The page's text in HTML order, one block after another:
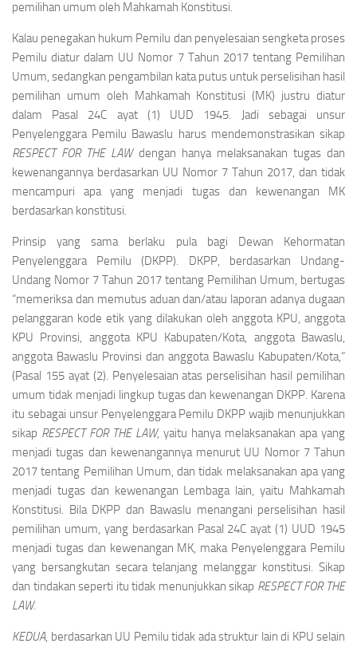
pemilihan umum oleh Mahkamah Konstitusi.
Kalau penegakan hukum Pemilu dan penyelesaian sengketa proses
Pemilu diatur dalam UU Nomor 7 Tahun 2017 tentang Pemilihan
Umum, sedangkan pengambilan kata putus untuk perselisihan hasil
pemilihan umum oleh Mahkamah Konstitusi (MK) justru diatur
dalam Pasal 24C ayat (1) UUD 1945. Jadi sebagai unsur
Penyelenggara Pemilu Bawaslu harus mendemonstrasikan sikap
RESPECT FOR THE LAWdengan hanya melaksanakan tugas dan
kewenangannya berdasarkan UU Nomor 7 Tahun 2017, dan tidak
mencampuri apa yang menjadi tugas dan kewenangan MK
berdasarkan konstitusi.
Prinsip yang sama berlaku pula bagi Dewan Kehormatan
Penyelenggara Pemilu (DKPP). DKPP, berdasarkan Undang-
Undang Nomor 7 Tahun 2017 tentang Pemilihan Umum, bertugas
“memeriksa dan memutus aduan dan/atau laporan adanya dugaan
pelanggaran kode etik yang dilakukan oleh anggota KPU, anggota
KPU Provinsi, anggota KPU Kabupaten/Kota, anggota Bawaslu,
anggota Bawaslu Provinsi dan anggota Bawaslu Kabupaten/Kota,”
(Pasal 155 ayat (2). Penyelesaian atas perselisihan hasil pemilihan
umum tidak menjadi lingkup tugas dan kewenangan DKPP. Karena
itu sebagai unsur Penyelenggara Pemilu DKPP wajib menunjukkan
sikap RESPECT FOR THE LAW, yaitu hanya melaksanakan apa yang
menjadi tugas dan kewenangannya menurut UU Nomor 7 Tahun
2017 tentang Pemilihan Umum, dan tidak melaksanakan apa yang
menjadi tugas dan kewenangan Lembaga lain, yaitu Mahkamah
Konstitusi. Bila DKPP dan Bawaslu menangani perselisihan hasil
pemilihan umum, yang berdasarkan Pasal 24C ayat (1) UUD 1945
menjadi tugas dan kewenangan MK, maka Penyelenggara Pemilu
yang bersangkutan secara telanjang melanggar konstitusi. Sikap
dan tindakan seperti itu tidak menunjukkan sikap RESPECT FOR THE
LAW.
KEDUA, berdasarkan UU Pemilu tidak ada struktur lain di KPU selain